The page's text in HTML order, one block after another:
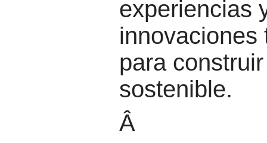
experiencias
innovaciones
para
sostenible.
Â